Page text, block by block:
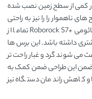
کمی از سطح زمین نصب شده
ناهموار را را نیز به راحتی
تمیز کند. جنس برس‌ های جارو رباتیک شیائومی +Roborock S7 تماما از
داشته باشد. این برس ها
می شوند گرد و غبار راحت تر
ضمن این طراحی ضمن کمک به
کاهش راندمان دستگاه نیز